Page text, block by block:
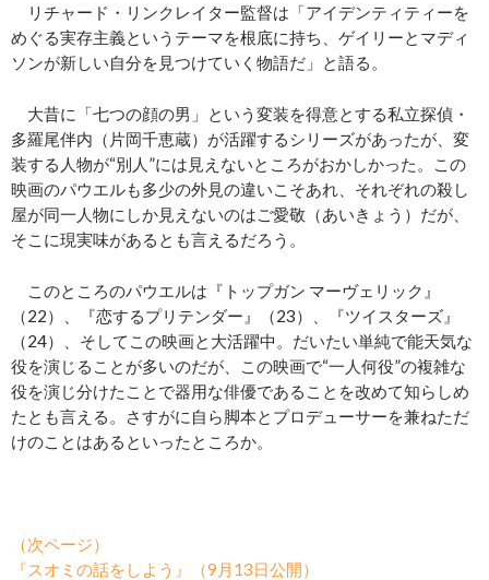
リチャード・リンクレイター監督は「アイデンティティーを
めぐる実存主義というテーマを根底に持ち、ゲイリーとマディ
ソンが新しい自分を見つけていく物語だ」と語る。
大昔に「七つの顔の男」という変装を得意とする私立探偵・
多羅尾伴内（片岡千恵蔵）が活躍するシリーズがあったが、変
装する人物が“別人”には見えないところがおかしかった。この
映画のパウエルも多少の外見の違いこそあれ、それぞれの殺し
屋が同一人物にしか見えないのはご愛敬（あいきょう）だが、
そこに現実味があるとも言えるだろう。
このところのパウエルは『トップガン マーヴェリック』
（22）、『恋するプリテンダー』（23）、『ツイスターズ』
（24）、そしてこの映画と大活躍中。だいたい単純で能天気な
役を演じることが多いのだが、この映画で“一人何役”の複雑な
役を演じ分けたことで器用な俳優であることを改めて知らしめ
たとも言える。さすがに自ら脚本とプロデューサーを兼ねただ
けのことはあるといったところか。
（次ページ）
『スオミの話をしよう』（9月13日公開）